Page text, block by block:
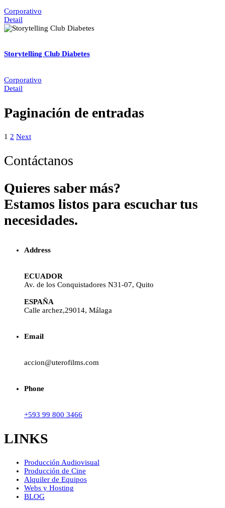
Corporativo
Detail
Storytelling Club Diabetes
Corporativo
Detail
Paginación de entradas
1 2 Next
Contáctanos
Quieres saber más?
Estamos listos para escuchar tus
necesidades.
Address
ECUADOR
Av. de los Conquistadores N31-07, Quito
ESPAÑA
Calle archez,29014, Málaga
Email
accion@uterofilms.com
Phone
+593 99 800 3466
LINKS
Producción Audiovisual
Producción de Cine
Alquiler de Equipos
Webs y Hosting
BLOG